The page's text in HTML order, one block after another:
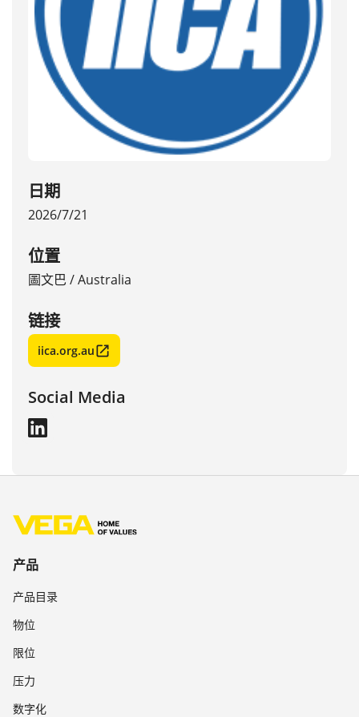
日期
2026/7/21
位置
圖文巴 /Australia
链接
iica.org.au
Social Media
产品
产品目录
物位
限位
压力
数字化